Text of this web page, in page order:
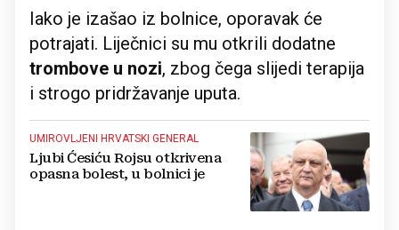
Iako je izašao iz bolnice, oporavak će
potrajati. Liječnici su mu otkrili dodatne
trombove u nozi, zbog čega slijedi terapija
i strogo pridržavanje uputa.
UMIROVLJENI HRVATSKI GENERAL
Ljubi Ćesiću Rojsu otkrivena
opasna bolest, u bolnici je